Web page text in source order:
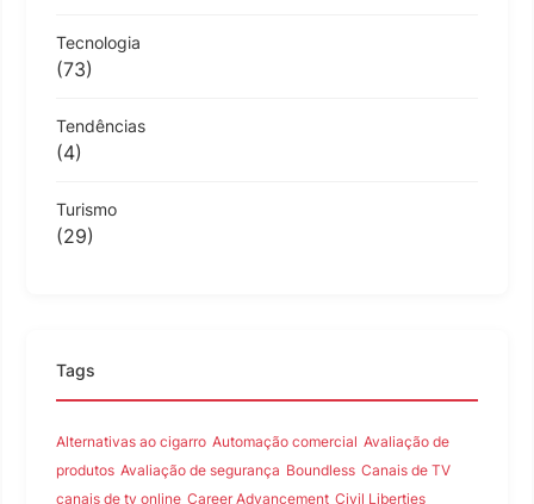
Tecnologia
(73)
Tendências
(4)
Turismo
(29)
Tags
Alternativas ao cigarro Automação comercial Avaliação de
produtos Avaliação de segurança Boundless Canais de TV
canais de tv online Career Advancement Civil Liberties